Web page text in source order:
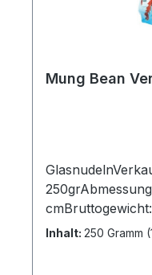
Mung Bean
Inhalt: 250 Gramm